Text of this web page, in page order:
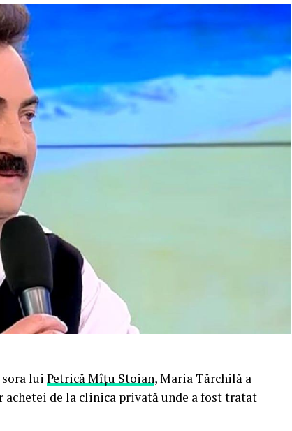
lui Petrică Mîțu Stoian, Maria Tărchilă a
de la clinica privată unde a fost tratat